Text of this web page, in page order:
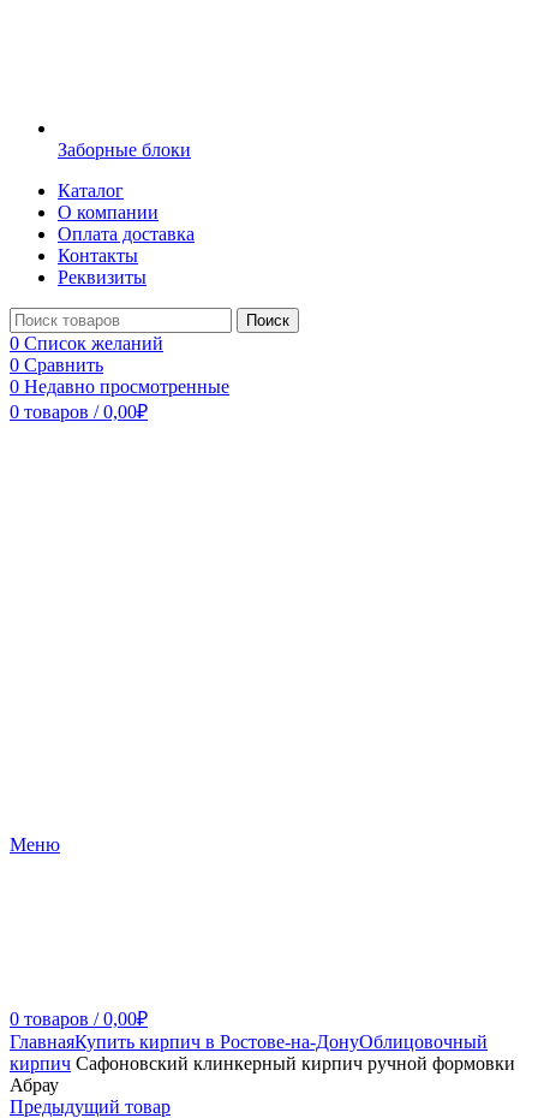
Заборные блоки
Каталог
О компании
Оплата доставка
Контакты
Реквизиты
Поиск
0 Список желаний
0 Сравнить
0 Недавно просмотренные
0 товаров / 0,00₽
Меню
0 товаров / 0,00₽
ГлавнаяКупить кирпич в Ростове-на-ДонуОблицовочный
кирпич Сафоновский клинкерный кирпич ручной формовки
Абрау
Предыдущий товар